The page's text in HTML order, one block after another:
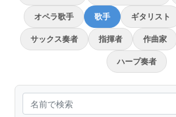
オペラ歌手 歌手 ギタリスト
サックス奏者 指揮者 作曲家
ハープ奏者